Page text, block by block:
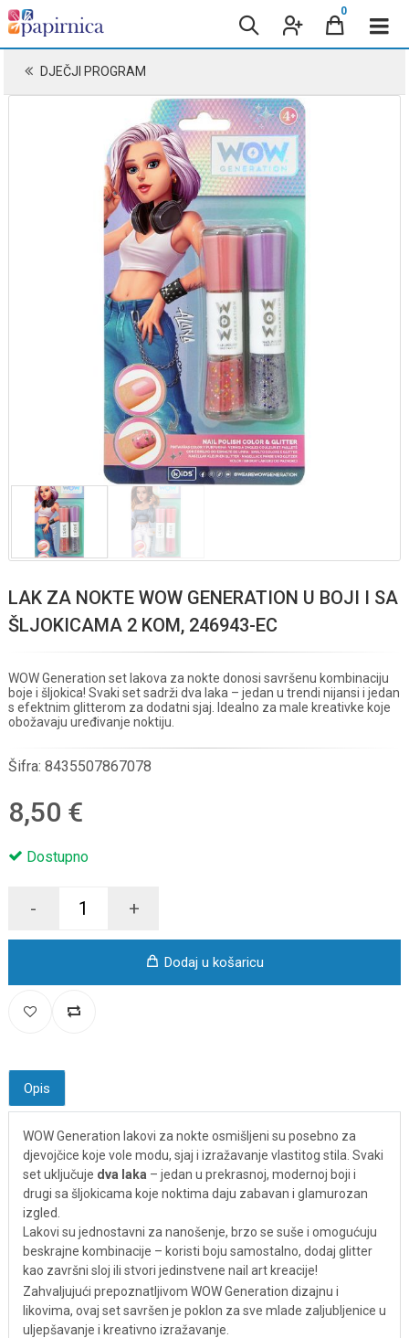
0
DJEČJI PROGRAM
LAK ZA NOKTE WOW GENERATION U BOJI I SA
ŠLJOKICAMA 2 KOM, 246943-EC
WOW Generation set lakova za nokte donosi savršenu kombinaciju
boje i šljokica! Svaki set sadrži dva laka – jedan u trendi nijansi i jedan
s efektnim glitterom za dodatni sjaj. Idealno za male kreativke koje
obožavaju uređivanje noktiju.
Šifra: 8435507867078
8,50 €
Dostupno
- +
Dodaj u košaricu
Opis
WOW Generation lakovi za nokte osmišljeni su posebno za
djevojčice koje vole modu, sjaj i izražavanje vlastitog stila. Svaki
set uključuje dva laka – jedan u prekrasnoj, modernoj boji i
drugi sa šljokicama koje noktima daju zabavan i glamurozan
izgled.
Lakovi su jednostavni za nanošenje, brzo se suše i omogućuju
beskrajne kombinacije – koristi boju samostalno, dodaj glitter
kao završni sloj ili stvori jedinstvene nail art kreacije!
Zahvaljujući prepoznatljivom WOW Generation dizajnu i
likovima, ovaj set savršen je poklon za sve mlade zaljubljenice u
uljepšavanje i kreativno izražavanje.